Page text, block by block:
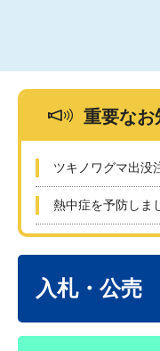
重要なお
ツキノワグマ出没
熱中症を予防しま
入札・公売